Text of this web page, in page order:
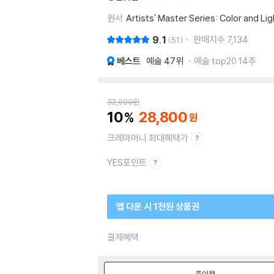
원서 Artists' Master Series: Color and
9.1 51 판매지수 7,134
베스트 예술 47위 예술 top20 14주
32,000원
10 28,800
크레마머니 최대혜택가
YES포인트
앱 다운 시 1천원 상품권
결제혜택